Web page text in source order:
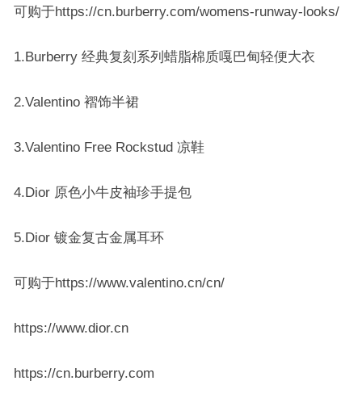
可购于https://cn.burberry.com/womens-runway-looks/
1.Burberry 经典复刻系列蜡脂棉质嘎巴甸轻便大衣
2.Valentino 褶饰半裙
3.Valentino Free Rockstud 凉鞋
4.Dior 原色小牛皮袖珍手提包
5.Dior 镀金复古金属耳环
可购于https://www.valentino.cn/cn/
https://www.dior.cn
https://cn.burberry.com